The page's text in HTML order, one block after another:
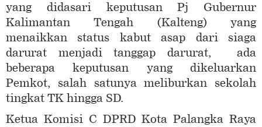
yang didasari keputusan Pj Gubernur
Kalimantan Tengah (Kalteng) yang
menaikkan status kabut asap dari siaga
darurat menjadi tanggap darurat, ada
beberapa keputusan yang dikeluarkan
Pemkot, salah satunya meliburkan sekolah
tingkat TK hingga SD.
Ketua Komisi C DPRD Kota Palangka Raya